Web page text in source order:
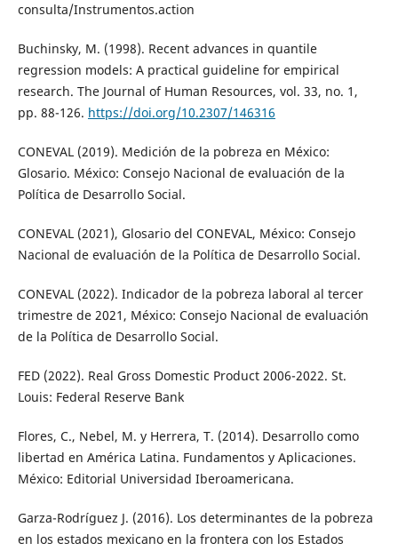
consulta/Instrumentos.action
Buchinsky, M. (1998). Recent advances in quantile
regression models: A practical guideline for empirical
research. The Journal of Human Resources, vol. 33, no. 1,
pp. 88-126. https://doi.org/10.2307/146316
CONEVAL (2019). Medición de la pobreza en México:
Glosario. México: Consejo Nacional de evaluación de la
Política de Desarrollo Social.
CONEVAL (2021), Glosario del CONEVAL, México: Consejo
Nacional de evaluación de la Política de Desarrollo Social.
CONEVAL (2022). Indicador de la pobreza laboral al tercer
trimestre de 2021, México: Consejo Nacional de evaluación
de la Política de Desarrollo Social.
FED (2022). Real Gross Domestic Product 2006-2022. St.
Louis: Federal Reserve Bank
Flores, C., Nebel, M. y Herrera, T. (2014). Desarrollo como
libertad en América Latina. Fundamentos y Aplicaciones.
México: Editorial Universidad Iberoamericana.
Garza-Rodríguez J. (2016). Los determinantes de la pobreza
en los estados mexicano en la frontera con los Estados